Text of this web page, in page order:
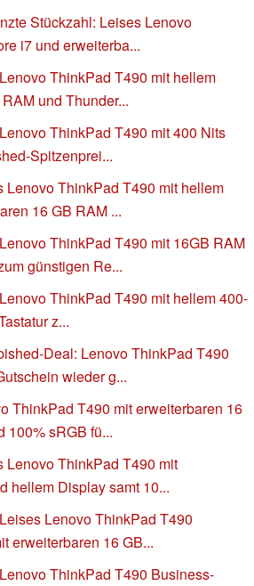
Stückzahl: Leises Lenovo
i7 und erweiterba...
ThinkPad T490 mit hellem
und Thunder...
ThinkPad T490 mit 400 Nits
Spitzenprei...
Lenovo ThinkPad T490 mit hellem
16 GB RAM ...
ThinkPad T490 mit 16GB RAM
günstigen Re...
ThinkPad T490 mit hellem 400-
z...
Deal: Lenovo ThinkPad T490
wieder g...
ThinkPad T490 mit erweiterbaren 16
100% sRGB fü...
Lenovo ThinkPad T490 mit
hellem Display samt 10...
Lenovo ThinkPad T490
erweiterbaren 16 GB...
ThinkPad T490 Business-